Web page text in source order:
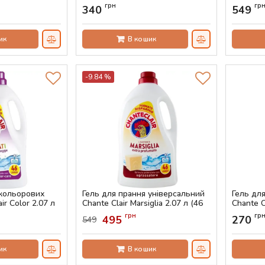
прань)
Артикул:
340 грн
В кошик
л (54
Артикул:
549 грн
Color 2.07 л
-9.84 %
Гель для прання універсальний
Chante Clair Marsiglia 2.07 л (46
Артикул:AS-00398
549 495 грн
В кошик
Гель
Chante
(28
Артикул:
270 грн